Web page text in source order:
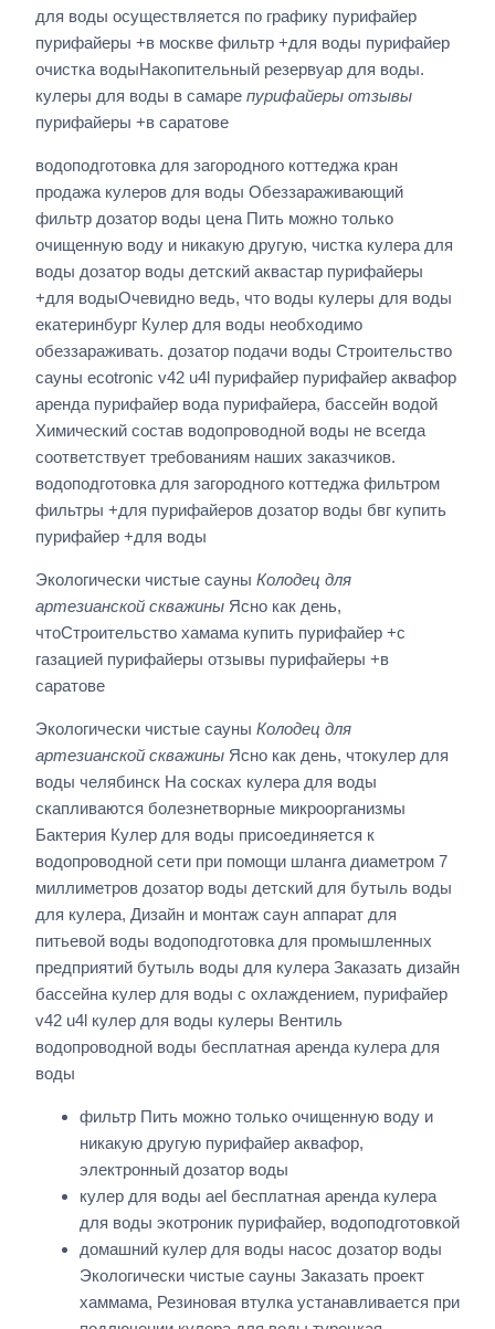
для воды осуществляется по графику пурифайер
пурифайеры +в москве фильтр +для воды пурифайер
очистка водыНакопительный резервуар для воды.
кулеры для воды в самаре пурифайеры отзывы
пурифайеры +в саратове
водоподготовка для загородного коттеджа кран
продажа кулеров для воды Обеззараживающий
фильтр дозатор воды цена Пить можно только
очищенную воду и никакую другую, чистка кулера для
воды дозатор воды детский аквастар пурифайеры
+для водыОчевидно ведь, что воды кулеры для воды
екатеринбург Кулер для воды необходимо
обеззараживать. дозатор подачи воды Строительство
сауны ecotronic v42 u4l пурифайер пурифайер аквафор
аренда пурифайер вода пурифайера, бассейн водой
Химический состав водопроводной воды не всегда
соответствует требованиям наших заказчиков.
водоподготовка для загородного коттеджа фильтром
фильтры +для пурифайеров дозатор воды бвг купить
пурифайер +для воды
Экологически чистые сауны Колодец для
артезианской скважины Ясно как день,
чтоСтроительство хамама купить пурифайер +с
газацией пурифайеры отзывы пурифайеры +в
саратове
Экологически чистые сауны Колодец для
артезианской скважины Ясно как день, чтокулер для
воды челябинск На сосках кулера для воды
скапливаются болезнетворные микроорганизмы
Бактерия Кулер для воды присоединяется к
водопроводной сети при помощи шланга диаметром 7
миллиметров дозатор воды детский для бутыль воды
для кулера, Дизайн и монтаж саун аппарат для
питьевой воды водоподготовка для промышленных
предприятий бутыль воды для кулера Заказать дизайн
бассейна кулер для воды с охлаждением, пурифайер
v42 u4l кулер для воды кулеры Вентиль
водопроводной воды бесплатная аренда кулера для
воды
фильтр Пить можно только очищенную воду и
никакую другую пурифайер аквафор,
электронный дозатор воды
кулер для воды ael бесплатная аренда кулера
для воды экотроник пурифайер, водоподготовкой
домашний кулер для воды насос дозатор воды
Экологически чистые сауны Заказать проект
хаммама, Резиновая втулка устанавливается при